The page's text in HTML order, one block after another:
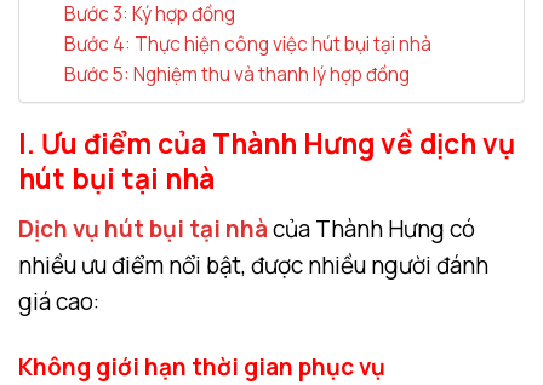
Bước 3: Ký hợp đồng
Bước 4: Thực hiện công việc hút bụi tại nhà
Bước 5: Nghiệm thu và thanh lý hợp đồng
I. Ưu điểm của Thành Hưng về dịch vụ
hút bụi tại nhà
Dịch vụ hút bụi tại nhàcủa Thành Hưng có
nhiều ưu điểm nổi bật, được nhiều người đánh
giá cao:
Không giới hạn thời gian phục vụ